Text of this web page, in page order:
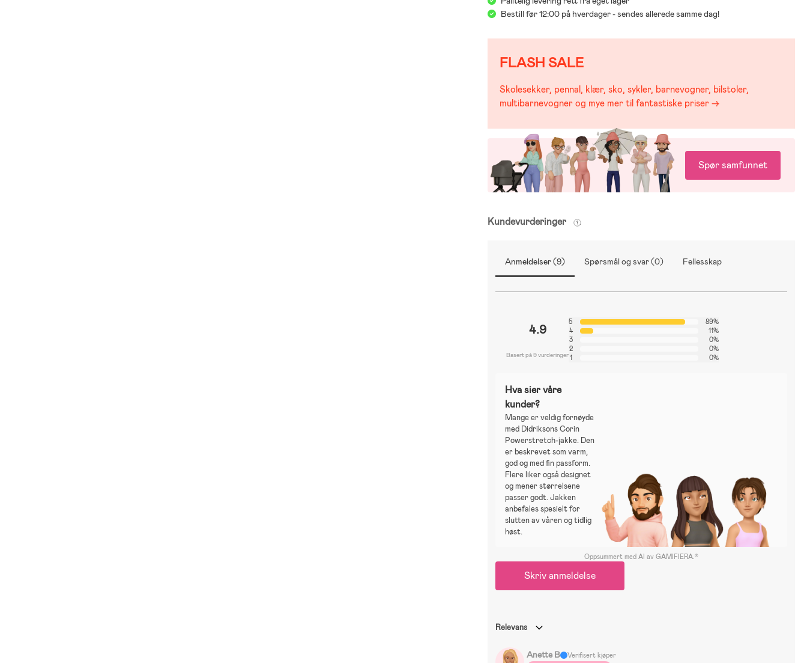
Bestill før 12:00 på hverdager - sendes allerede samme dag!
FLASH SALE
Skolesekker, pennal, klær, sko, sykler, barnevogner, bilstoler,
multibarnevogner og mye mer til fantastiske priser →
Spør samfunnet
Kundevurderinger
Anmeldelser (9) Spørsmål og svar (0) Fellesskap
4.9
Basert på 9 vurderinger
5
89%
4
11%
3
0%
2
0%
1
0%
Hva sier våre
kunder?
Mange er veldig fornøyde
med Didriksons Corin
Powerstretch-jakke. Den
er beskrevet som varm,
god og med fin passform.
Flere liker også designet
og mener størrelsene
passer godt. Jakken
anbefales spesielt for
slutten av våren og tidlig
høst.
Oppsummert med AI av GAMIFIERA.®
Skriv anmeldelse
Relevans
Anette B
Verifisert kjøper